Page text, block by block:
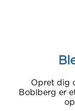
Opret dig
Boblberg er